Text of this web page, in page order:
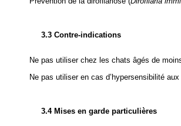
3.3 Contre-indications
Ne pas utiliser chez les chats âgés de
Ne pas utiliser en cas d’hypersensibilité
3.4 Mises en garde particulières